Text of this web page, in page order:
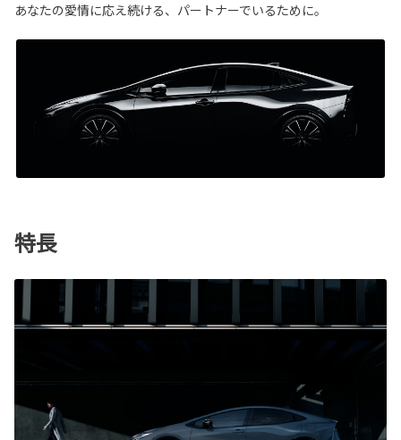
あなたの愛情に応え続ける、パートナーでいるために。
特長